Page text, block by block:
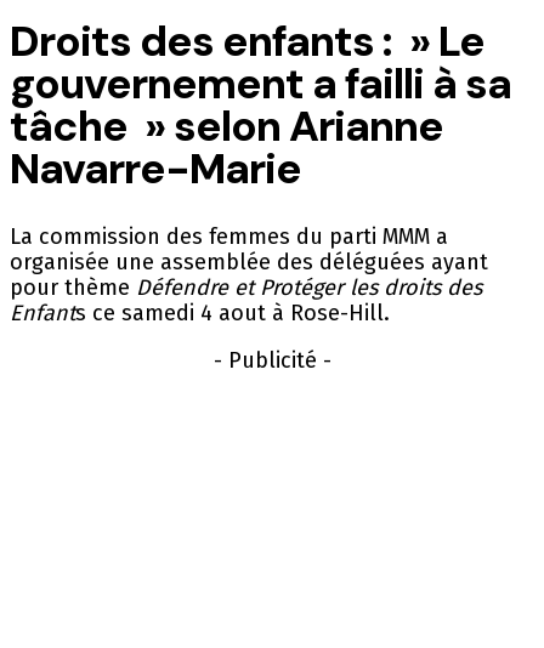
Droits des enfants : » Le
gouvernement a failli à sa
tâche » selon Arianne
Navarre-Marie
La commission des femmes du parti MMM a
organisée une assemblée des déléguées ayant
pour thème Défendre et Protéger les droits des
Enfants ce samedi 4 aout à Rose-Hill.
- Publicité -